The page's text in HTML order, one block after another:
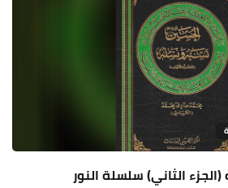
الثاني) سلسلة النور